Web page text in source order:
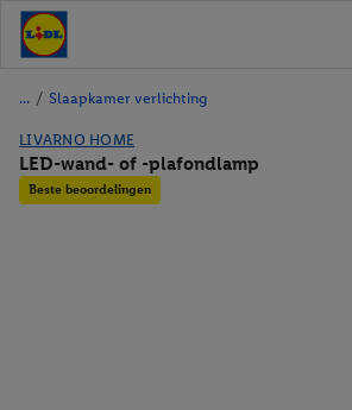
/ Slaapkamer verlichting
LIVARNO HOME
LED-wand- of -plafondlamp
Beste beoordelingen